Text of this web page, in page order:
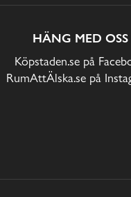
HÄNG MED OSS
Köpstaden.se på
RumAttÄlska.se på